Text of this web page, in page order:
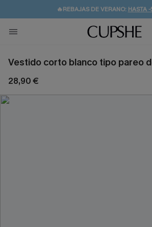
💌¡SUSCRIBIRSE & GANAR -10%
🚚ENVÍO GRATUITO A PARTIR DE
Vestido corto blanco tipo pareo
28,90 €